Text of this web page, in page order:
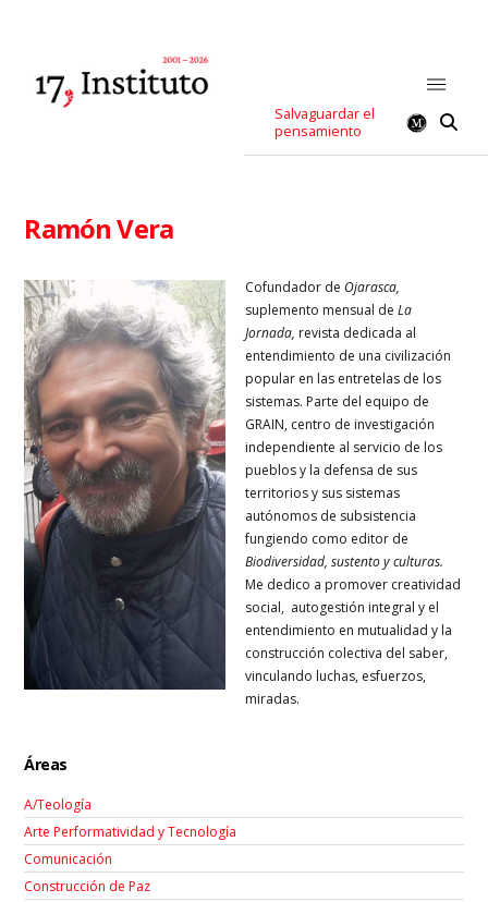
Salvaguardar el
pensamiento
Ramón Vera
Cofundador deOjarasca,
suplemento mensual deLa
Jornada, revista dedicada al
entendimiento de una civilización
popular en las entretelas de los
sistemas. Parte del equipo de
GRAIN, centro de investigación
independiente al servicio de los
pueblos y la defensa de sus
territorios y sus sistemas
autónomos de subsistencia
fungiendo como editor de
Biodiversidad, sustento y culturas.
Me dedico a promover creatividad
social, autogestión integral y el
entendimiento en mutualidad y la
construcción colectiva del saber,
vinculando luchas, esfuerzos,
miradas.
Áreas
A/Teología
Arte Performatividad y Tecnología
Comunicación
Construcción de Paz